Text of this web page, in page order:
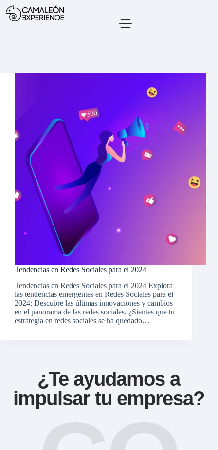
Tendencias en Redes Sociales para el 2024
Tendencias en Redes Sociales para el 2024 Explora
las tendencias emergentes en Redes Sociales para el
2024: Descubre las últimas innovaciones y cambios
en el panorama de las redes sociales. ¿Sientes que tu
estrategia en redes sociales se ha quedado…
¿Te ayudamos a
impulsar tu empresa?